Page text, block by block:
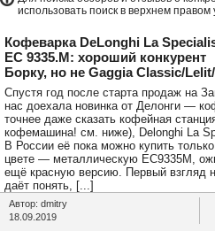
использовать поиск в верхнем правом
Кофеварка DeLonghi La
EC 9335.M: хороший конкурент
Борку, но не Gaggia Classic/
Спустя год после старта продаж на
нас доехала новинка от Делонги —
точнее даже сказать кофейная
кофемашина! см. ниже), Delonghi La
В России её пока можно купить
цвете — металлическую EC9335M,
ещё красную версию. Первый взгляд
даёт понять, [...]
Автор: dmitry
18.09.2019